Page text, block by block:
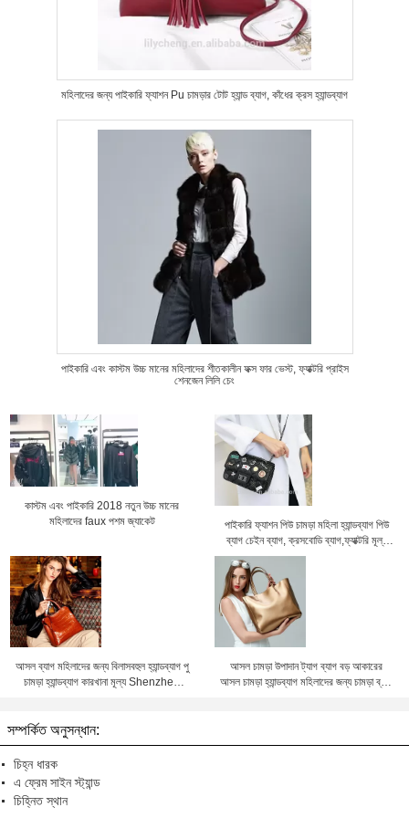
মহিলাদের জন্য পাইকারি ফ্যাশন Pu চামড়ার টোট হ্যান্ড ব্যাগ, কাঁধের ক্রস হ্যান্ডব্যাগ
পাইকারি এবং কাস্টম উচ্চ মানের মহিলাদের শীতকালীন ফক্স ফার ভেস্ট, ফ্যাক্টরি প্রাইস
শেনজেন লিলি চেং
কাস্টম এবং পাইকারি 2018 নতুন উচ্চ মানের
মহিলাদের faux পশম জ্যাকেট
পাইকারি ফ্যাশন পিউ চামড়া মহিলা হ্যান্ডব্যাগ পিউ
ব্যাগ চেইন ব্যাগ, ক্রসবোডি ব্যাগ,ফ্যাক্টরি মূল্য
Shenzhen Lily Cheng
আসল ব্যাগ মহিলাদের জন্য বিলাসবহুল হ্যান্ডব্যাগ পু
চামড়া হ্যান্ডব্যাগ কারখানা মূল্য Shenzhen
আসল চামড়া উপাদান ট্যাগ ব্যাগ বড় আকারের
আসল চামড়া হ্যান্ডব্যাগ মহিলাদের জন্য চামড়া ব্যাগ
সম্পর্কিত অনুসন্ধান:
চিহ্ন ধারক
এ ফ্রেম সাইন স্ট্যান্ড
চিহ্নিত স্থান